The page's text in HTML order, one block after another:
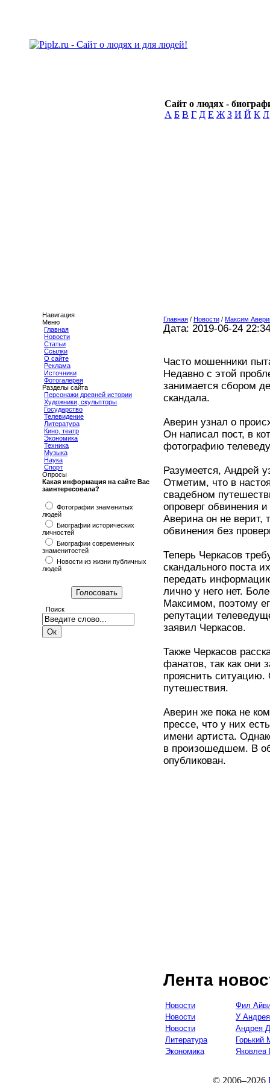
Сайт о людях -
А Б В Г Д Е Ж З И Й К Л
Навигация
Меню
Главная
Новости
Статьи
Ссылки
О сайте
Реклама
Источники
Фотогалерея
Разделы сайта
Персонажи древней истории
Художники, скульпторы
Государство
Телевидение
Литература
Кино, театр
Экономика
Техника
Музыка
Наука
Спорт
Опросы
Какая информация на сайте Вас
заинтересовала?
Фотографии знаменитых
людей
Биографии исторических
личностей
Биографии современных
знаменитостей
Новости из жизни публичных
людей
Поиск
Главная / Новости / Максим
Дата: 2019-06-24 22:34
Часто мошенники
Недавно с этой
занимается сбором
скандала.
Аверин узнал о
Он написал пост, в
фотографию
Разумеется, Андрей
Отметим, что в
свадебном
опроверг обвинения
Аверина он не верит,
обвинения без
Теперь Черкасов
скандального поста
передать
лично у него нет.
Максимом, поэтому
репутации
заявил Черкасов.
Также Черкасов
фанатов, так как они
прояснить ситуацию.
путешествия.
Аверин же пока не
прессе, что у них
имени артиста.
в произошедшем. В
опубликован.
Лента
Новости
Фил
Новости
У
Новости
Андрея
Литература
Горький
Экономика
Яковлев
© 2006–2026